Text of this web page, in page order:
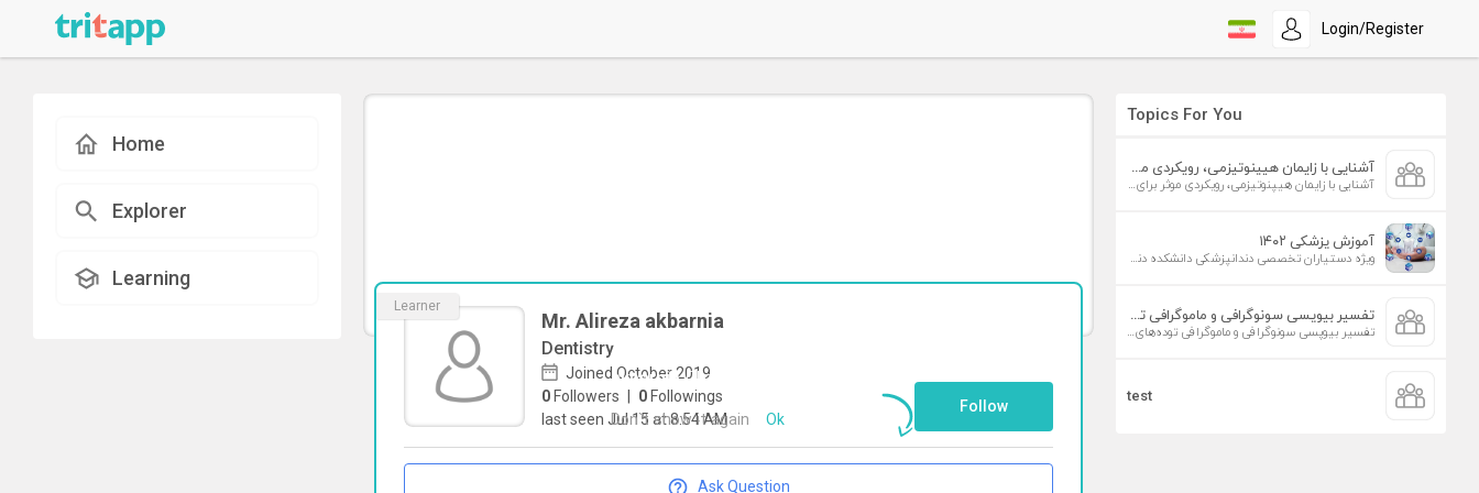
Login/Register
Home
Explorer
Learning
Learner
Mr. Alireza akbarnia
Dentistry
Joined October 2019
0 Followers 0 Followings
last seen Jul 15 at 8:54 AM
Follow
Ask Question
Topics For You
آشنایی با زایمان هیپنوتیزمی، رویکردی موثر برای افزایش تمایل به زایمان طبیعی
آشنایی با زایمان هیپنوتیزمی، رویکردی موثر برای افزایش تمایل به زایمان طبیعی
آموزش پزشکی ۱۴۰۲
ویژه دستیاران تخصصی دندانپزشکی دانشکده دندانپزشکی دانشگاه علوم پزشکی تهران
تفسیر بیوپسی سونوگرافی و ماموگرافی توده‌های پستان
تفسیر بیوپسی سونوگرافی و ماموگرافی توده‌های پستان
test
To start direct chat with
akbarniaClick here
Don`t show it again Ok